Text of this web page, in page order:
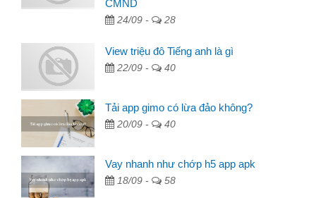
CMND
24/09 - 28
View triệu đô Tiếng anh là gì
22/09 - 40
Tải app gimo có lừa đảo không?
20/09 - 40
Vay nhanh như chớp h5 app apk
18/09 - 58